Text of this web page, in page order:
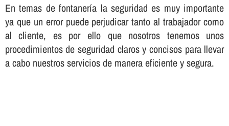
En temas de fontanerí­a la seguridad es muy importante
ya que un error puede perjudicar tanto al trabajador como
al cliente, es por ello que nosotros tenemos unos
procedimientos de seguridad claros y concisos para llevar
a cabo nuestros servicios de manera eficiente y segura.